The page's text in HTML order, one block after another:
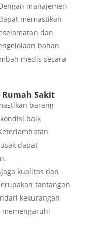
manajemen
memastikan
dan
bahan
medis secara
Sakit
barang
baik
dapat
kualitas dan
tantangan
kekurangan